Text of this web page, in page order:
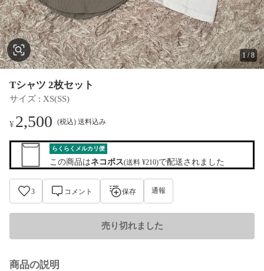
1/8
Tシャツ 2枚セット
サイズ : XS(SS)
¥2,500 (税込) 送料込み
らくらくメルカリ便
この商品はネコポス(送料 ¥210)で配送されました
3 コメント 保存 通報
売り切れました
商品の説明